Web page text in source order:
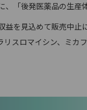
「後発医薬品の生産
を見込めて販売中止
スロマイシン、ミカ